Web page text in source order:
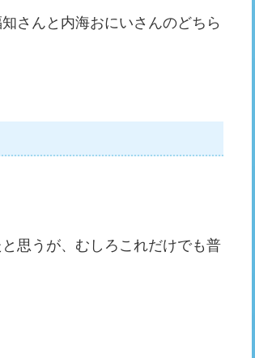
さんと内海おにいさんのどちら
思うが、むしろこれだけでも普